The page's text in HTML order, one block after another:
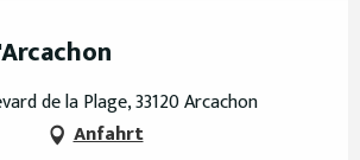
de la Plage, 33120 Arcachon
Anfahrt